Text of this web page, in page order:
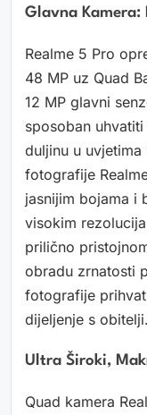
Glavna Kamera:
Realme 5 Pro
48 MP uz Quad
12 MP glavni
sposoban
duljinu u
fotografije
jasnijim bojama i
visokim
prilično
obradu zrnatosti
fotografije
dijeljenje s obitelji.
Ultra Široki,
Quad kamera